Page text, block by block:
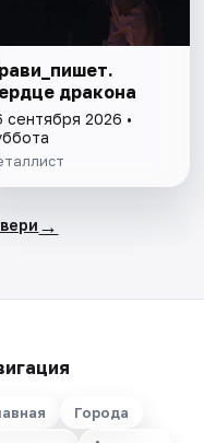
дракона
сентября 2026 •
→
Города